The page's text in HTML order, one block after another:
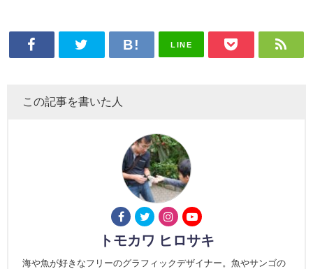
LINE
この記事を書いた人
トモカワ ヒロサキ
海や魚が好きなフリーのグラフィックデザイナー。魚やサンゴの